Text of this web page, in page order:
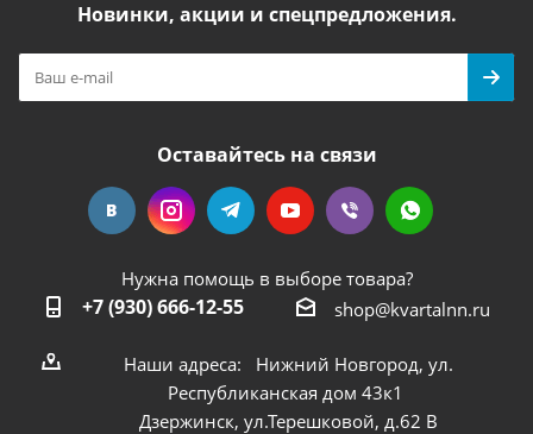
Новинки, акции и спецпредложения.
Оставайтесь на связи
Нужна помощь в выборе товара?
+7 (930) 666-12-55 shop@kvartalnn.ru
Наши адреса: Нижний Новгород, ул.
Республиканская дом 43к1
Дзержинск, ул.Терешковой, д.62 В